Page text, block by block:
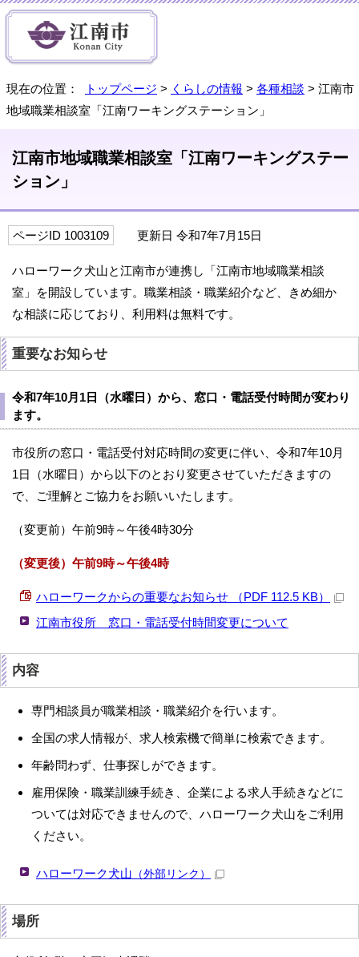
現在の位置： トップページ > くらしの情報 > 各種相談 > 江南市
地域職業相談室「江南ワーキングステーション」
江南市地域職業相談室「江南ワーキングステー
ション」
ページID 1003109 更新日 令和7年7月15日
ハローワーク犬山と江南市が連携し「江南市地域職業相談
室」を開設しています。職業相談・職業紹介など、きめ細か
な相談に応じており、利用料は無料です。
重要なお知らせ
令和7年10月1日（水曜日）から、窓口・電話受付時間が変わり
ます。
市役所の窓口・電話受付対応時間の変更に伴い、令和7年10月
1日（水曜日）から以下のとおり変更させていただきますの
で、ご理解とご協力をお願いいたします。
（変更前）午前9時～午後4時30分
（変更後）午前9時～午後4時
ハローワークからの重要なお知らせ （PDF 112.5 KB）
江南市役所 窓口・電話受付時間変更について
内容
専門相談員が職業相談・職業紹介を行います。
全国の求人情報が、求人検索機で簡単に検索できます。
年齢問わず、仕事探しができます。
雇用保険・職業訓練手続き、企業による求人手続きなどに
ついては対応できませんので、ハローワーク犬山をご利用
ください。
ハローワーク犬山 （外部リンク）
場所